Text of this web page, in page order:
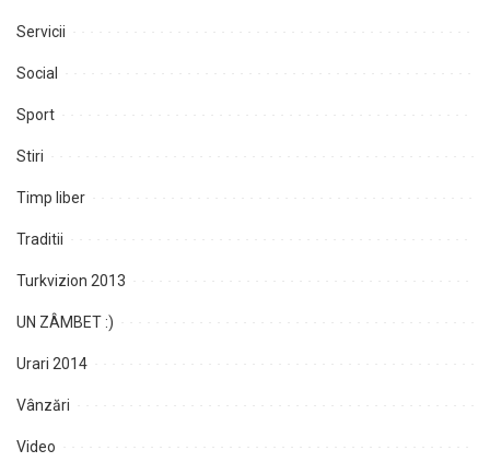
Servicii
Social
Sport
Stiri
Timp liber
Traditii
Turkvizion 2013
UN ZÂMBET :)
Urari 2014
Vânzări
Video